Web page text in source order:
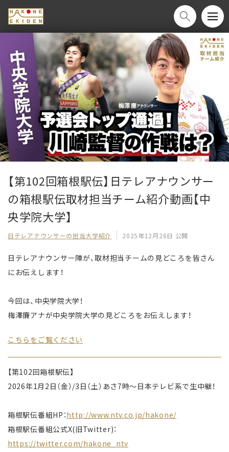
【第102回箱根駅伝】日テレアナウンサー
の箱根駅伝取材担当チーム紹介動画【中
央学院大学】
日テレアナウンサーの担当大学紹介 2025年12月26日 公開
日テレアナウンサー陣が、取材担当チームの見どころを皆さん
にお伝えします！
今回は、中央学院大学！
梅澤廉アナが中央学院大学の見どころをお伝えします！
こちらをご覧ください
【第102回箱根駅伝】
2026年1月2日（金）/3日（土）あさ7時〜日本テレビ系で生中継！
箱根駅伝番組HP：http://www.ntv.co.jp/hakone/
箱根駅伝番組公式X(旧Twitter)：
https://twitter.com/hakone_ntv